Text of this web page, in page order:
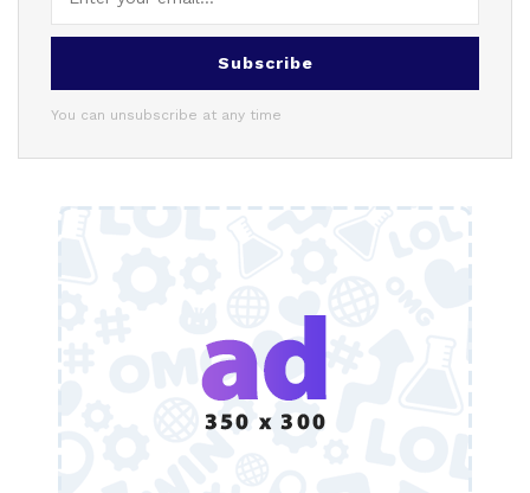
Subscribe
You can unsubscribe at any time